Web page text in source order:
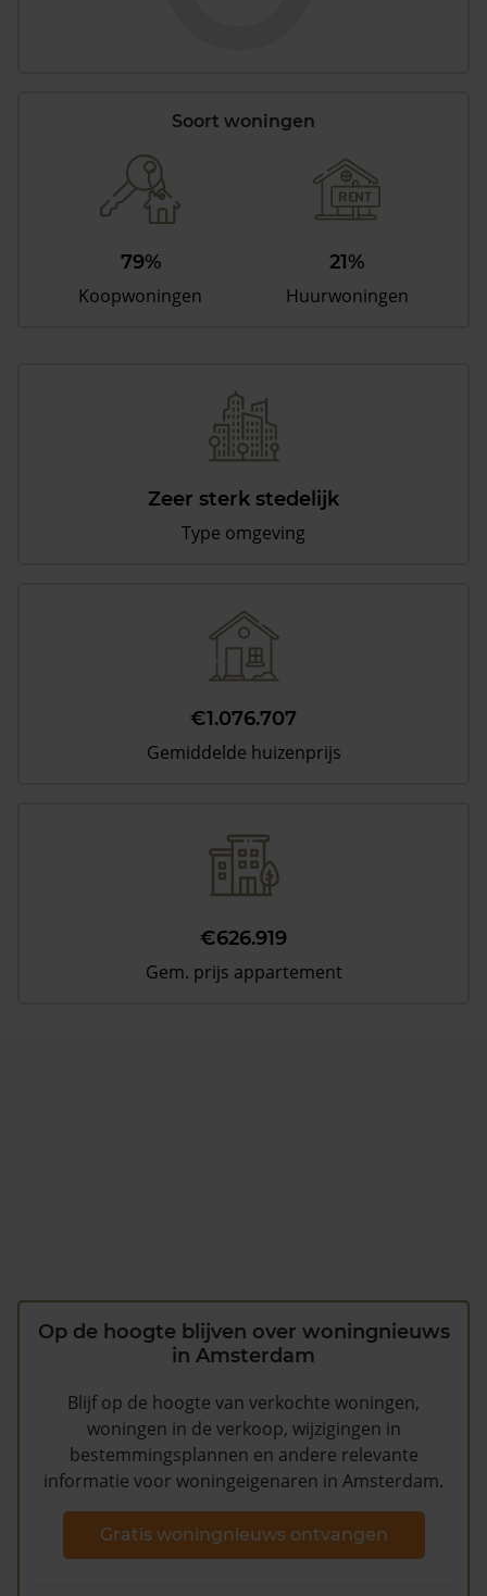
Soort woningen
79%
Koopwoningen
21%
Huurwoningen
Zeer sterk stedelijk
Type omgeving
€1.076.707
Gemiddelde huizenprijs
€626.919
Gem. prijs appartement
Op de hoogte blijven over woningnieuws
in Amsterdam
Blijf op de hoogte van verkochte woningen,
woningen in de verkoop, wijzigingen in
bestemmingsplannen en andere relevante
informatie voor woningeigenaren in Amsterdam.
Gratis woningnieuws ontvangen